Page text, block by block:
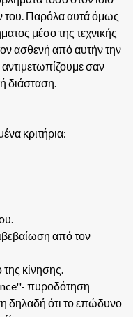
του. Παρόλα αυτά όμως
μέσο της τεχνικής
ασθενή από αυτήν την
σαν
διάσταση.
κριτήρια:
από τον
κίνησης.
πυροδότηση
δηλαδή ότι το επώδυνο